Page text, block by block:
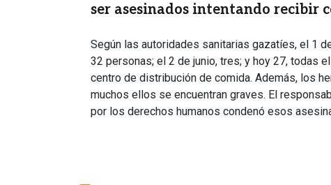
ser asesinados intentando recibir
Según las autoridades sanitarias gazatíes, el 1
32 personas; el 2 de junio, tres; y hoy 27, todas
centro de distribución de comida. Además, los
muchos ellos se encuentran graves. El
por los derechos humanos condenó esos